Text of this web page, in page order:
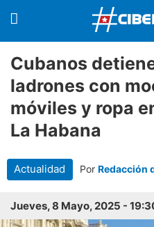
Cubanos
ladrones con
móviles y ropa
La Habana
Actualidad Por Redacción
Jueves, 8 Mayo, 2025 -